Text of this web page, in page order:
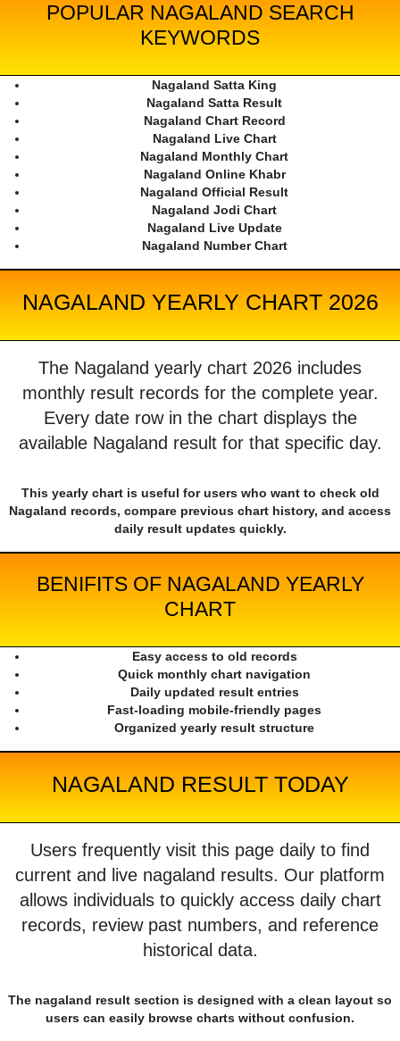
POPULAR NAGALAND SEARCH
KEYWORDS
Nagaland Satta King
Nagaland Satta Result
Nagaland Chart Record
Nagaland Live Chart
Nagaland Monthly Chart
Nagaland Online Khabr
Nagaland Official Result
Nagaland Jodi Chart
Nagaland Live Update
Nagaland Number Chart
NAGALAND YEARLY CHART 2026
The Nagaland yearly chart 2026 includes
monthly result records for the complete year.
Every date row in the chart displays the
available Nagaland result for that specific day.
This yearly chart is useful for users who want to check old
Nagaland records, compare previous chart history, and access
daily result updates quickly.
BENIFITS OF NAGALAND YEARLY
CHART
Easy access to old records
Quick monthly chart navigation
Daily updated result entries
Fast-loading mobile-friendly pages
Organized yearly result structure
NAGALAND RESULT TODAY
Users frequently visit this page daily to find
current and live nagaland results. Our platform
allows individuals to quickly access daily chart
records, review past numbers, and reference
historical data.
The nagaland result section is designed with a clean layout so
users can easily browse charts without confusion.